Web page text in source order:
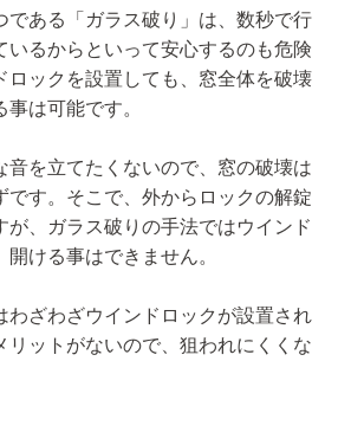
である「ガラス破り」は、数秒で行
いるからといって安心するのも危険
ロックを設置しても、窓全体を破壊
は可能です。
音を立てたくないので、窓の破壊は
です。そこで、外からロックの解錠
が、ガラス破りの手法ではウインド
ける事はできません。
わざわざウインドロックが設置され
リットがないので、狙われにくくな